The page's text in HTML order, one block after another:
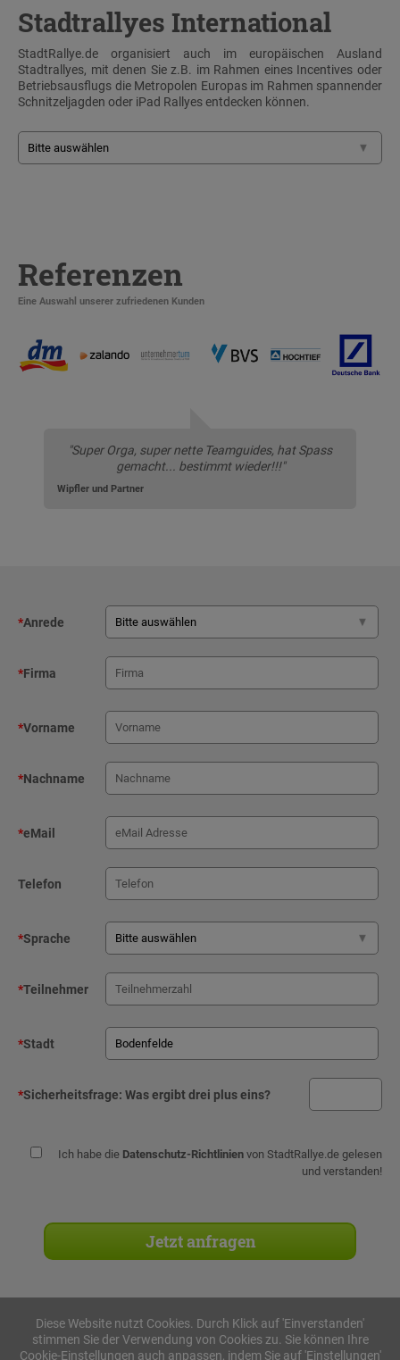
Stadtrallyes International
StadtRallye.de organisiert auch im europäischen Ausland
Stadtrallyes, mit denen Sie z.B. im Rahmen eines Incentives oder
Betriebsausflugs die Metropolen Europas im Rahmen spannender
Schnitzeljagden oder iPad Rallyes entdecken können.
Referenzen
Eine Auswahl unserer zufriedenen Kunden
"Super Orga, super nette Teamguides, hat Spass
gemacht... bestimmt wieder!!!"
Wipfler und Partner
*Anrede
*Firma
*Vorname
*Nachname
*eMail
Telefon
*Sprache
*Teilnehmer
*Stadt
*Sicherheitsfrage: Was ergibt drei plus eins?
Ich habe die Datenschutz-Richtlinien von StadtRallye.de gelesen
und verstanden!
Stadtrallyes
Diese Website nutzt Cookies. Durch Klick auf 'Einverstanden'
stimmen Sie der Verwendung von Cookies zu. Sie können Ihre
Cookie-Einstellungen auch anpassen, indem Sie auf 'Einstellungen'